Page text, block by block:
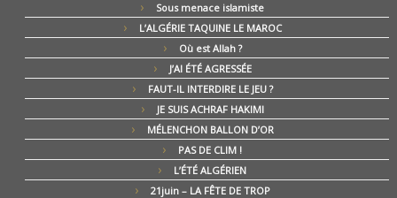
Sous menace islamiste
L’ALGÉRIE TAQUINE LE MAROC
Où est Allah ?
J’AI ÉTÉ AGRESSÉE
FAUT-IL INTERDIRE LE JEU ?
JE SUIS ACHRAF HAKIMI
MÉLENCHON BALLON D’OR
PAS DE CLIM !
L’ÉTÉ ALGÉRIEN
21juin – LA FÊTE DE TROP